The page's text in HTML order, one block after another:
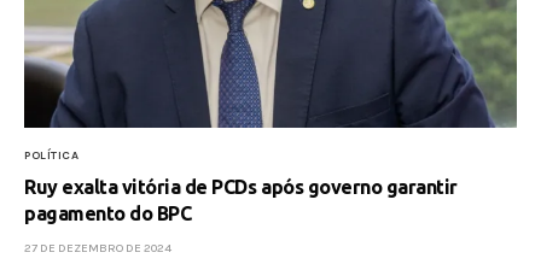
POLÍTICA
Ruy exalta vitória de PCDs após governo garantir
pagamento do BPC
27 DE DEZEMBRO DE 2024